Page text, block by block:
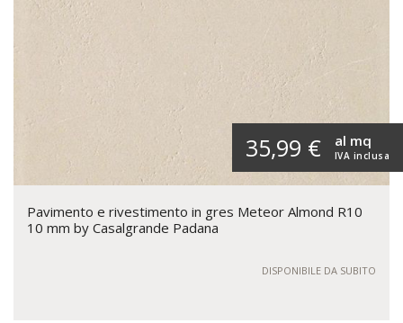
35,99 € IVA inclusa
al mq
Pavimento e rivestimento in gres Meteor Almond R10
10 mm by Casalgrande Padana
DISPONIBILE DA SUBITO